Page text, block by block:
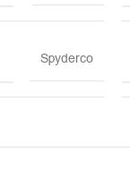
Spyderco